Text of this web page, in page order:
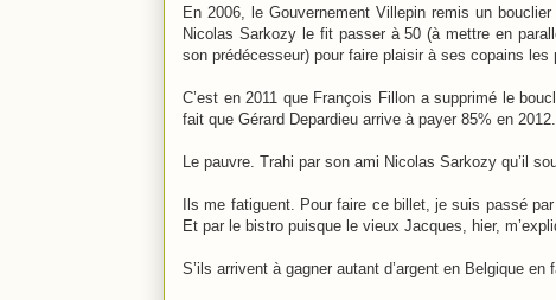
En 2006, le Gouvernement Villepin remis un
Nicolas Sarkozy le fit passer à 50 (à mettre en
son prédécesseur) pour faire plaisir à ses copains les
C’est en 2011 que François Fillon a supprimé le
fait que Gérard Depardieu arrive à payer 85% en 2012.
Le pauvre. Trahi par son ami Nicolas Sarkozy qu’il
Ils me fatiguent. Pour faire ce billet, je suis passé
Et par le bistro puisque le vieux Jacques, hier,
S’ils arrivent à gagner autant d’argent en Belgique